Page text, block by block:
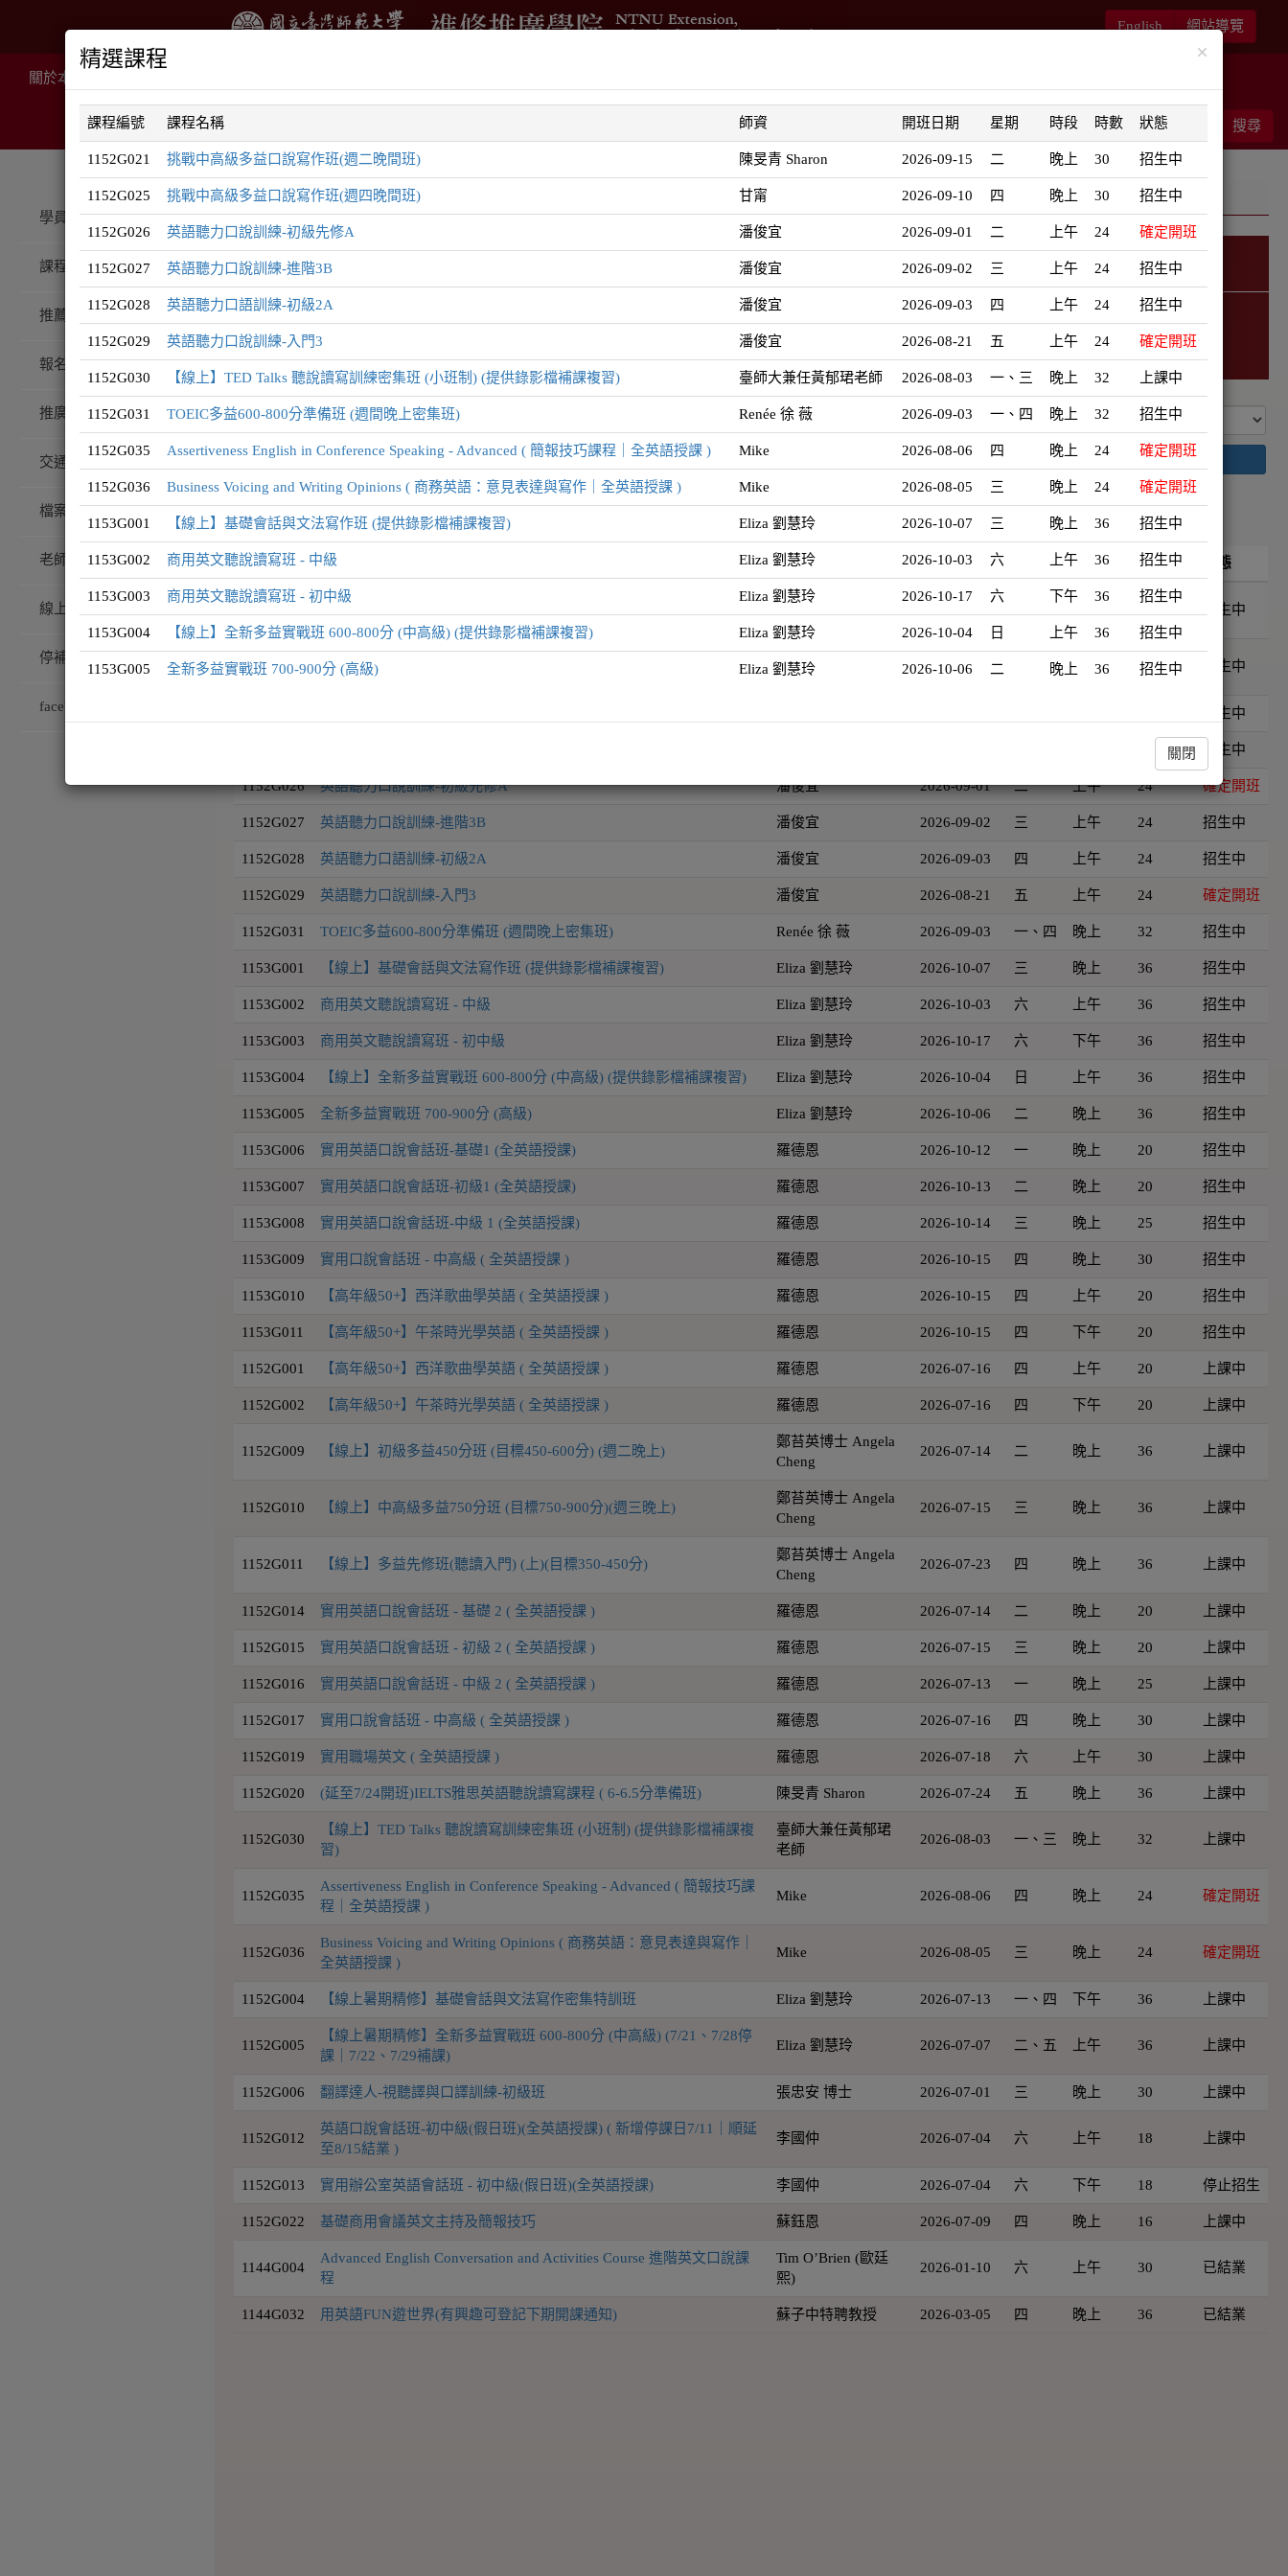
English 網站導覽
關於本院
搜尋
0
學員登入
課程總覽
推薦課程
報名注意事項
推廣QA
交通/校園配置
檔案下載
老師專訪
線上藝廊
停補課查詢
facebook粉絲團
推廣課程 英語系列
英語 系列
精選課程
搜尋
師大生英語文獎勵課程
課程編號 課程名稱 師資 開班日期 時段 時數 狀態
鄭苔英博士 Angela
Cheng
招生中
1152G008 【實體課程】中級多益600分班 (目標600-750分) (假日班)
鄭苔英博士 Angela
Cheng
2026-08-22 下午 36 招生中
招生中
招生中
1152G026 英語聽力口說訓練-初級先修A 潘俊宜 2026-09-01 二 上午 24 確定開班
1152G027 英語聽力口說訓練-進階3B 潘俊宜 2026-09-02 三 上午 24 招生中
1152G028 英語聽力口語訓練-初級2A 潘俊宜 2026-09-03 四 上午 24 招生中
1152G029 英語聽力口說訓練-入門3 潘俊宜 2026-08-21 五 上午 24 確定開班
1152G031 TOEIC多益600-800分準備班 (週間晚上密集班) Renée 徐 薇 2026-09-03 一、四 晚上 32 招生中
1153G001 【線上】基礎會話與文法寫作班 (提供錄影檔補課複習) Eliza 劉慧玲 2026-10-07 三 晚上 36 招生中
1153G002 商用英文聽說讀寫班 - 中級 Eliza 劉慧玲 2026-10-03 六 上午 36 招生中
1153G003 商用英文聽說讀寫班 - 初中級 Eliza 劉慧玲 2026-10-17 六 下午 36 招生中
1153G004 【線上】全新多益實戰班 600-800分 (中高級) (提供錄影檔補課複習) Eliza 劉慧玲 2026-10-04 日 上午 36 招生中
1153G005 全新多益實戰班 700-900分 (高級) Eliza 劉慧玲 2026-10-06 二 晚上 36 招生中
1153G006 實用英語口說會話班-基礎1 (全英語授課) 羅德恩 2026-10-12 一 晚上 20 招生中
1153G007 實用英語口說會話班-初級1 (全英語授課) 羅德恩 2026-10-13 二 晚上 20 招生中
1153G008 實用英語口說會話班-中級 1 (全英語授課) 羅德恩 2026-10-14 三 晚上 25 招生中
1153G009 實用口說會話班 - 中高級 ( 全英語授課 ) 羅德恩 2026-10-15 四 晚上 30 招生中
1153G010 【高年級50+】西洋歌曲學英語 ( 全英語授課 ) 羅德恩 2026-10-15 四 上午 20 招生中
1153G011 【高年級50+】午茶時光學英語 ( 全英語授課 ) 羅德恩 2026-10-15 四 下午 20 招生中
1152G001 【高年級50+】西洋歌曲學英語 ( 全英語授課 ) 羅德恩 2026-07-16 四 上午 20 上課中
1152G002 【高年級50+】午茶時光學英語 ( 全英語授課 ) 羅德恩 2026-07-16 四 下午 20 上課中
1152G009 【線上】初級多益450分班 (目標450-600分) (週二晚上)
鄭苔英博士 Angela
Cheng
2026-07-14 二 晚上 36 上課中
1152G010 【線上】中高級多益750分班 (目標750-900分)(週三晚上)
鄭苔英博士 Angela
Cheng
2026-07-15 三 晚上 36 上課中
1152G011 【線上】多益先修班(聽讀入門) (上)(目標350-450分)
鄭苔英博士 Angela
Cheng
2026-07-23 四 晚上 36 上課中
1152G014 實用英語口說會話班 - 基礎 2 ( 全英語授課 ) 羅德恩 2026-07-14 二 晚上 20 上課中
1152G015 實用英語口說會話班 - 初級 2 ( 全英語授課 ) 羅德恩 2026-07-15 三 晚上 20 上課中
1152G016 實用英語口說會話班 - 中級 2 ( 全英語授課 ) 羅德恩 2026-07-13 一 晚上 25 上課中
1152G017 實用口說會話班 - 中高級 ( 全英語授課 ) 羅德恩 2026-07-16 四 晚上 30 上課中
1152G019 實用職場英文 ( 全英語授課 ) 羅德恩 2026-07-18 六 上午 30 上課中
1152G020 (延至7/24開班)IELTS雅思英語聽說讀寫課程 ( 6-6.5分準備班) 陳旻青 Sharon 2026-07-24 五 晚上 36 上課中
1152G030
【線上】TED Talks 聽說讀寫訓練密集班 (小班制) (提供錄影檔補課複
習)
臺師大兼任黃郁珺
老師
2026-08-03 一、三 晚上 32 上課中
1152G035
Assertiveness English in Conference Speaking - Advanced ( 簡報技巧課
程｜全英語授課 )
Mike 2026-08-06 四 晚上 24 確定開班
1152G036
Business Voicing and Writing Opinions ( 商務英語：意見表達與寫作｜
全英語授課 )
Mike 2026-08-05 三 晚上 24 確定開班
1152G004 【線上暑期精修】基礎會話與文法寫作密集特訓班 Eliza 劉慧玲 2026-07-13 一、四 下午 36 上課中
1152G005
【線上暑期精修】全新多益實戰班 600-800分 (中高級) (7/21、7/28停
課｜7/22、7/29補課)
Eliza 劉慧玲 2026-07-07 二、五 上午 36 上課中
1152G006 翻譯達人-視聽譯與口譯訓練-初級班 張忠安 博士 2026-07-01 三 晚上 30 上課中
1152G012
英語口說會話班-初中級(假日班)(全英語授課) ( 新增停課日7/11｜順延
至8/15結業 )
李國仲 2026-07-04 六 上午 18 上課中
1152G013 實用辦公室英語會話班 - 初中級(假日班)(全英語授課) 李國仲 2026-07-04 六 下午 18 停止招生
1152G022 基礎商用會議英文主持及簡報技巧 蘇鈺恩 2026-07-09 四 晚上 16 上課中
1144G004
Advanced English Conversation and Activities Course 進階英文口說課
程
Tim O’Brien (歐廷
熙)
2026-01-10 六 上午 30 已結業
1144G032 用英語FUN遊世界(有興趣可登記下期開課通知) 蘇子中特聘教授 2026-03-05 四 晚上 36 已結業
×
精選課程
課程編號 課程名稱 師資 開班日期 星期 時段 時數 狀態
1152G021 挑戰中高級多益口說寫作班(週二晚間班) 陳旻青 Sharon 2026-09-15 二 晚上 30 招生中
1152G025 挑戰中高級多益口說寫作班(週四晚間班) 甘甯 2026-09-10 四 晚上 30 招生中
1152G026 英語聽力口說訓練-初級先修A 潘俊宜 2026-09-01 二 上午 24 確定開班
1152G027 英語聽力口說訓練-進階3B 潘俊宜 2026-09-02 三 上午 24 招生中
1152G028 英語聽力口語訓練-初級2A 潘俊宜 2026-09-03 四 上午 24 招生中
1152G029 英語聽力口說訓練-入門3 潘俊宜 2026-08-21 五 上午 24 確定開班
1152G030 【線上】TED Talks 聽說讀寫訓練密集班 (小班制) (提供錄影檔補課複習) 臺師大兼任黃郁珺老師 2026-08-03 一、三 晚上 32 上課中
1152G031 TOEIC多益600-800分準備班 (週間晚上密集班) Renée 徐 薇 2026-09-03 一、四 晚上 32 招生中
1152G035 Assertiveness English in Conference Speaking - Advanced ( 簡報技巧課程｜全英語授課 ) Mike 2026-08-06 四 晚上 24 確定開班
1152G036 Business Voicing and Writing Opinions ( 商務英語：意見表達與寫作｜全英語授課 ) Mike 2026-08-05 三 晚上 24 確定開班
1153G001 【線上】基礎會話與文法寫作班 (提供錄影檔補課複習) Eliza 劉慧玲 2026-10-07 三 晚上 36 招生中
1153G002 商用英文聽說讀寫班 - 中級 Eliza 劉慧玲 2026-10-03 六 上午 36 招生中
1153G003 商用英文聽說讀寫班 - 初中級 Eliza 劉慧玲 2026-10-17 六 下午 36 招生中
1153G004 【線上】全新多益實戰班 600-800分 (中高級) (提供錄影檔補課複習) Eliza 劉慧玲 2026-10-04 日 上午 36 招生中
1153G005 全新多益實戰班 700-900分 (高級) Eliza 劉慧玲 2026-10-06 二 晚上 36 招生中
關閉